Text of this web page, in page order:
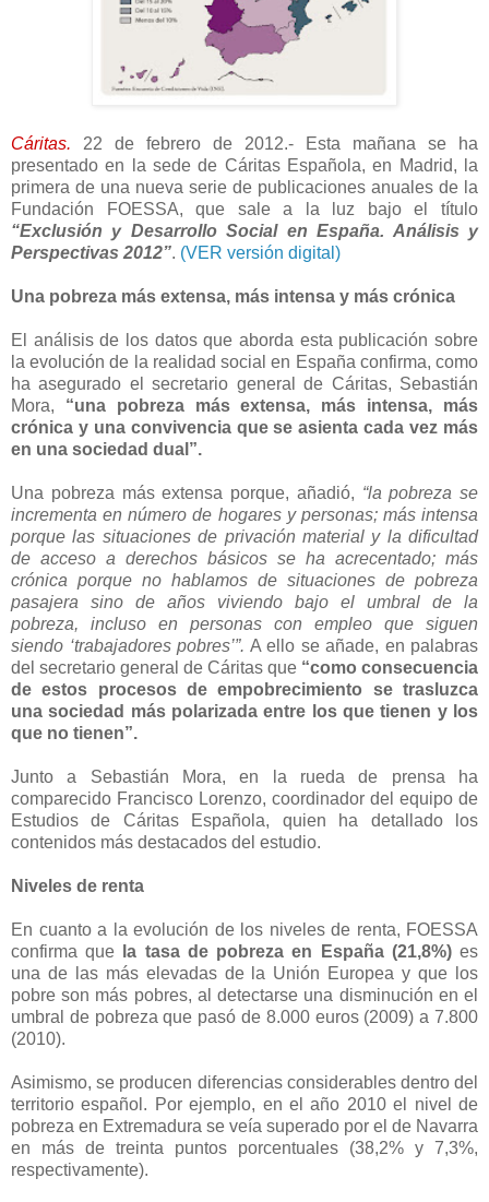
Cáritas. 22 de febrero de 2012.- Esta mañana se ha
presentado en la sede de Cáritas Española, en Madrid, la
primera de una nueva serie de publicaciones anuales de la
Fundación FOESSA, que sale a la luz bajo el título
“Exclusión y Desarrollo Social en España. Análisis y
Perspectivas 2012”. (VER versión digital)
Una pobreza más extensa, más intensa y más crónica
El análisis de los datos que aborda esta publicación sobre
la evolución de la realidad social en España confirma, como
ha asegurado el secretario general de Cáritas, Sebastián
Mora, “una pobreza más extensa, más intensa, más
crónica y una convivencia que se asienta cada vez más
en una sociedad dual”.
Una pobreza más extensa porque, añadió, “la pobreza se
incrementa en número de hogares y personas; más intensa
porque las situaciones de privación material y la dificultad
de acceso a derechos básicos se ha acrecentado; más
crónica porque no hablamos de situaciones de pobreza
pasajera sino de años viviendo bajo el umbral de la
pobreza, incluso en personas con empleo que siguen
siendo ‘trabajadores pobres’”. A ello se añade, en palabras
del secretario general de Cáritas que “como consecuencia
de estos procesos de empobrecimiento se trasluzca
una sociedad más polarizada entre los que tienen y los
que no tienen”.
Junto a Sebastián Mora, en la rueda de prensa ha
comparecido Francisco Lorenzo, coordinador del equipo de
Estudios de Cáritas Española, quien ha detallado los
contenidos más destacados del estudio.
Niveles de renta
En cuanto a la evolución de los niveles de renta, FOESSA
confirma que
la tasa de pobreza en España (21,8%)es
una de las más elevadas de la Unión Europea y que los
pobre son más pobres, al detectarse una disminución en el
umbral de pobreza que pasó de 8.000 euros (2009) a 7.800
(2010).
Asimismo, se producen diferencias considerables dentro del
territorio español. Por ejemplo, en el año 2010 el nivel de
pobreza en Extremadura se veía superado por el de Navarra
en más de treinta puntos porcentuales (38,2% y 7,3%,
respectivamente).